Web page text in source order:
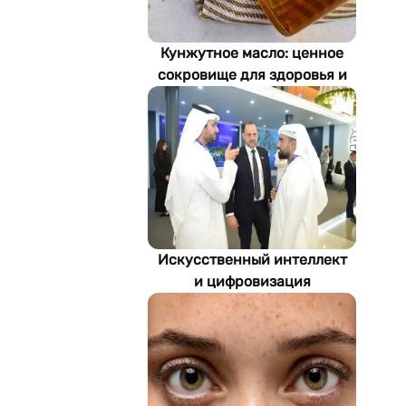
Кунжутное масло: ценное
сокровище для здоровья и
экономики Туркменистана
Искусственный интеллект
и цифровизация
определяют будущее
энергетики
Туркменистана